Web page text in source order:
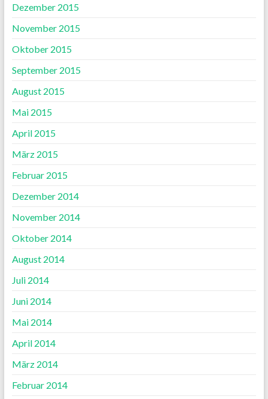
Dezember 2015
November 2015
Oktober 2015
September 2015
August 2015
Mai 2015
April 2015
März 2015
Februar 2015
Dezember 2014
November 2014
Oktober 2014
August 2014
Juli 2014
Juni 2014
Mai 2014
April 2014
März 2014
Februar 2014